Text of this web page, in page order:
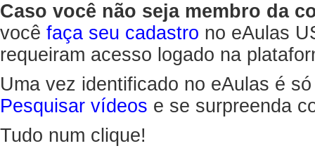
Caso você não seja membro da
você faça seu cadastro no eAulas
requeiram acesso logado na
Uma vez identificado no eAulas é
Pesquisar vídeos e se surpreenda
Tudo num clique!